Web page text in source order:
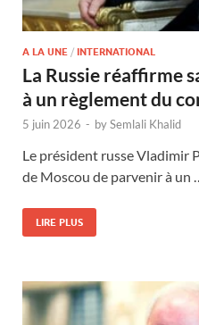
A LA UNE / INTERNATIONAL
La Russie réaffirme
à un règlement du
5 juin 2026 - bySemlali Khalid
Le président russe Vladimir
de Moscou de parvenir à un …
LIRE PLUS